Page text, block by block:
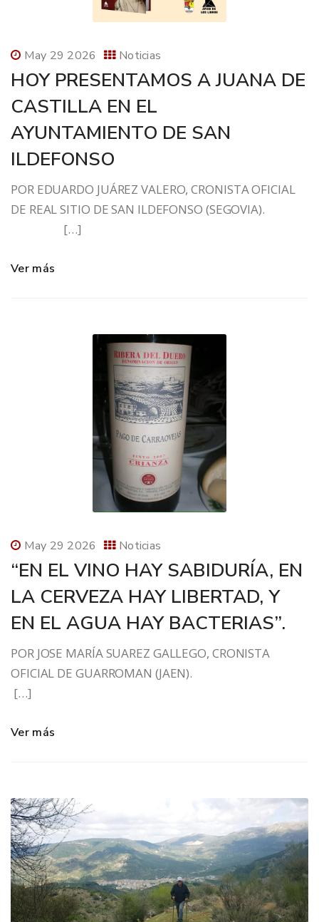
May 29 2026 Noticias
HOY PRESENTAMOS A JUANA DE
CASTILLA EN EL
AYUNTAMIENTO DE SAN
ILDEFONSO
POR EDUARDO JUÁREZ VALERO, CRONISTA OFICIAL
DE REAL SITIO DE SAN ILDEFONSO (SEGOVIA).
[…]
Ver más
May 29 2026 Noticias
“EN EL VINO HAY SABIDURÍA, EN
LA CERVEZA HAY LIBERTAD, Y
EN EL AGUA HAY BACTERIAS”.
POR JOSE MARÍA SUAREZ GALLEGO, CRONISTA
OFICIAL DE GUARROMAN (JAEN).
[…]
Ver más